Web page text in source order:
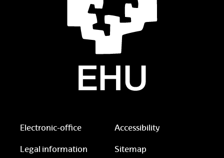
Electronic-office Accessibility
Legal information Sitemap